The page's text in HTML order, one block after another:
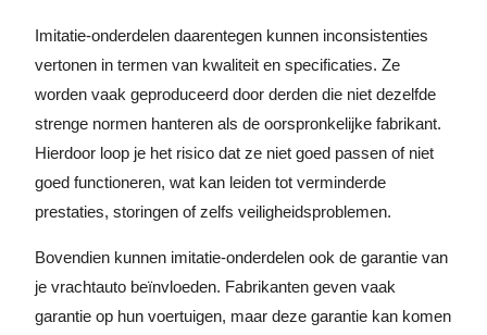
Imitatie-onderdelen daarentegen kunnen inconsistenties
vertonen in termen van kwaliteit en specificaties. Ze
worden vaak geproduceerd door derden die niet dezelfde
strenge normen hanteren als de oorspronkelijke fabrikant.
Hierdoor loop je het risico dat ze niet goed passen of niet
goed functioneren, wat kan leiden tot verminderde
prestaties, storingen of zelfs veiligheidsproblemen.
Bovendien kunnen imitatie-onderdelen ook de garantie van
je vrachtauto beïnvloeden. Fabrikanten geven vaak
garantie op hun voertuigen, maar deze garantie kan komen